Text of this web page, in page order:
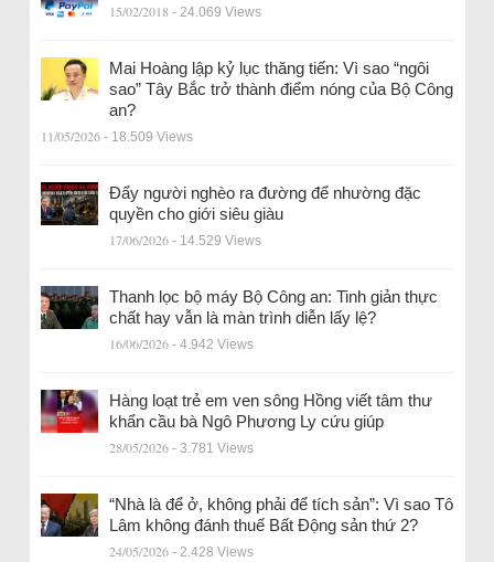
15/02/2018 - 24.069 Views
Mai Hoàng lập kỷ lục thăng tiến: Vì sao “ngôi
sao” Tây Bắc trở thành điểm nóng của Bộ Công
an?
11/05/2026 - 18.509 Views
Đẩy người nghèo ra đường để nhường đặc
quyền cho giới siêu giàu
17/06/2026 - 14.529 Views
Thanh lọc bộ máy Bộ Công an: Tinh giản thực
chất hay vẫn là màn trình diễn lấy lệ?
16/06/2026 - 4.942 Views
Hàng loạt trẻ em ven sông Hồng viết tâm thư
khẩn cầu bà Ngô Phương Ly cứu giúp
28/05/2026 - 3.781 Views
“Nhà là để ở, không phải để tích sản”: Vì sao Tô
Lâm không đánh thuế Bất Động sản thứ 2?
24/05/2026 - 2.428 Views